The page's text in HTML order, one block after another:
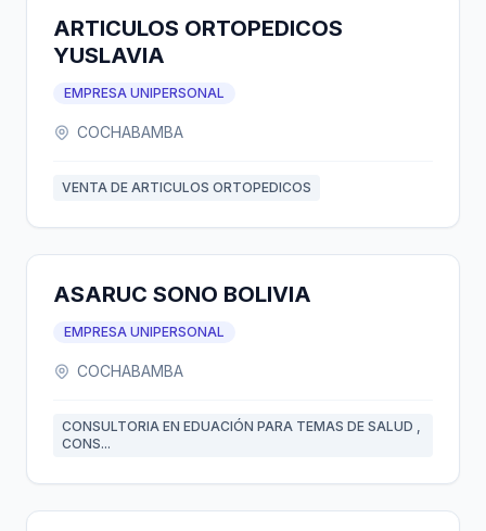
ARTICULOS ORTOPEDICOS
YUSLAVIA
EMPRESA UNIPERSONAL
COCHABAMBA
VENTA DE ARTICULOS ORTOPEDICOS
ASARUC SONO BOLIVIA
EMPRESA UNIPERSONAL
COCHABAMBA
CONSULTORIA EN EDUACIÓN PARA TEMAS DE SALUD ,
CONS...